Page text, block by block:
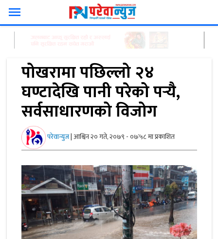
menu
पोखरामा पछिल्लो २४
घण्टादेखि पानी परेको पर्‍यै,
सर्वसाधारणको विजोग
परेवान्युज|आश्विन २० गते, २०७९ - ०७ः५८ मा प्रकाशित